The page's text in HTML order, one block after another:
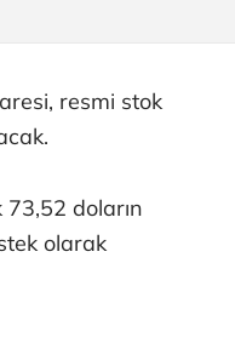
resmi stok
doların
olarak